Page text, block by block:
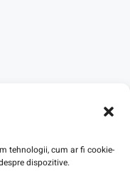
tehnologii, cum ar fi cookie-
dispozitive.